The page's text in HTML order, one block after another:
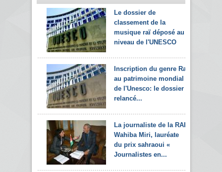
Le dossier de
classement de la
musique raï déposé au
niveau de l'UNESCO
Inscription du genre Raï
au patrimoine mondial
de l'Unesco: le dossier
relancé...
La journaliste de la RAI,
Wahiba Miri, lauréate
du prix sahraoui «
Journalistes en...